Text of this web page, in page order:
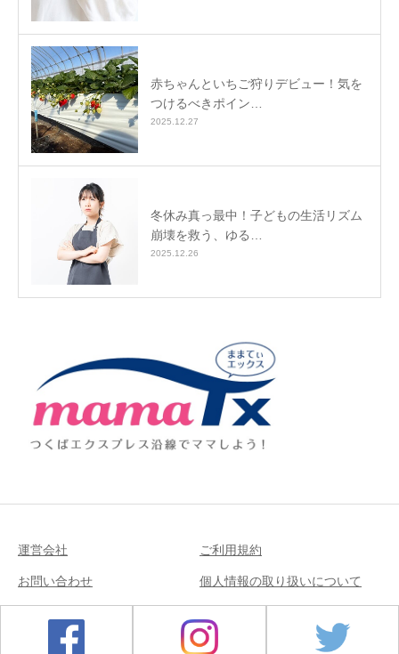
赤ちゃんといちご狩りデビュー！気を
つけるべきポイン…
2025.12.27
冬休み真っ最中！子どもの生活リズム
崩壊を救う、ゆる…
2025.12.26
運営会社 ご利用規約
お問い合わせ 個人情報の取り扱いについて
Copyright © 2018